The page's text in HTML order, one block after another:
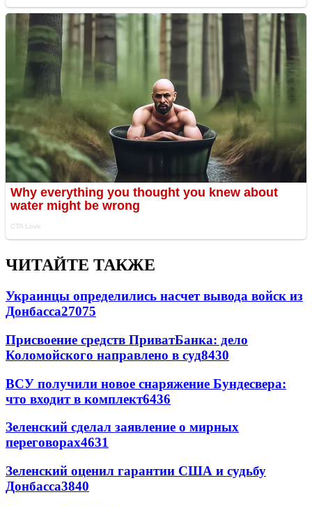
ЧИТАЙТЕ ТАКЖЕ
Украинцы определились насчет вывода войск из
Донбасса27075
Присвоение средств ПриватБанка: дело
Коломойского направлено в суд8430
ВСУ получили новое снаряжение Бундесвера:
что входит в комплект6436
Зеленский сделал заявление о мирных
переговорах4631
Зеленский оценил гарантии США и судьбу
Донбасса3840